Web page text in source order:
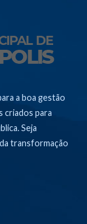
a boa gestão
criados para
Seja
transformação